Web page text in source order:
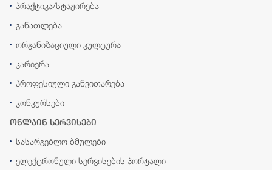
პრაქტიკა/სტაჟირება
განათლება
ორგანიზაციული კულტურა
კარიერა
პროფესიული განვითარება
კონკურსები
ონლაინ სერვისები
სასარგებლო ბმულები
ელექტრონული სერვისების პორტალი